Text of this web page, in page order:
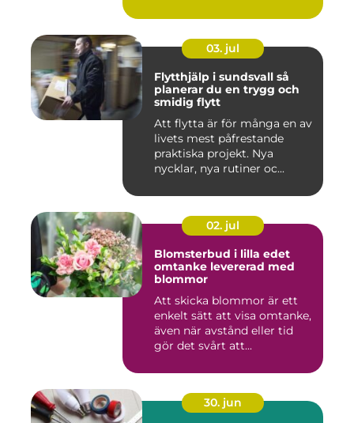
03. jul
Flytthjälp i sundsvall så
planerar du en trygg och
smidig flytt
Att flytta är för många en av
livets mest påfrestande
praktiska projekt. Nya
nycklar, nya rutiner oc...
02. jul
Blomsterbud i lilla edet
omtanke levererad med
blommor
Att skicka blommor är ett
enkelt sätt att visa omtanke,
även när avstånd eller tid
gör det svårt att...
30. jun